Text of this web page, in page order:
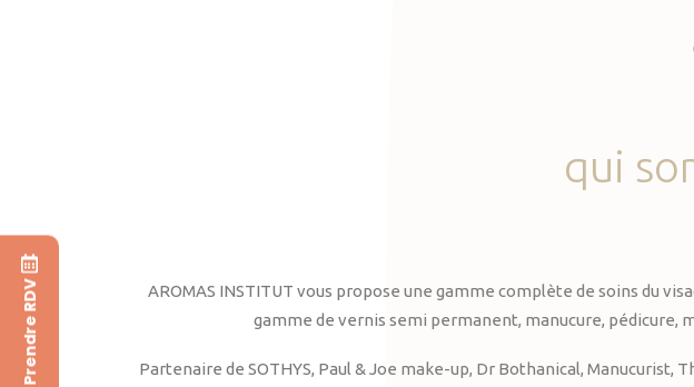
qui
AROMAS INSTITUT vous propose une gamme complète de soins du
gamme de vernis semi permanent, manucure, pédicure,
Partenaire de SOTHYS, Paul & Joe make-up, Dr Bothanical,
Prendre RDV